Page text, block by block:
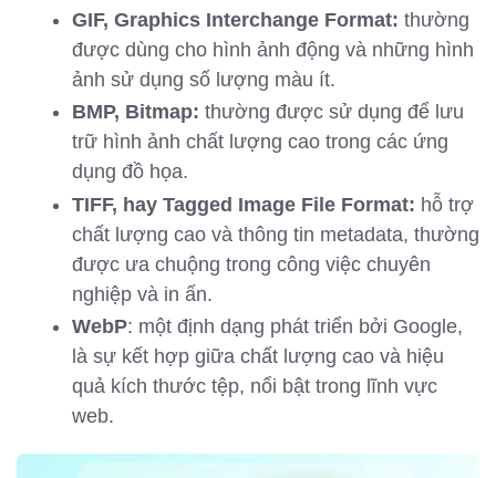
GIF, Graphics Interchange Format: thường
được dùng cho hình ảnh động và những hình
ảnh sử dụng số lượng màu ít.
BMP, Bitmap: thường được sử dụng để lưu
trữ hình ảnh chất lượng cao trong các ứng
dụng đồ họa.
TIFF, hay Tagged Image File Format: hỗ trợ
chất lượng cao và thông tin metadata, thường
được ưa chuộng trong công việc chuyên
nghiệp và in ấn.
WebP: một định dạng phát triển bởi Google,
là sự kết hợp giữa chất lượng cao và hiệu
quả kích thước tệp, nổi bật trong lĩnh vực
web.